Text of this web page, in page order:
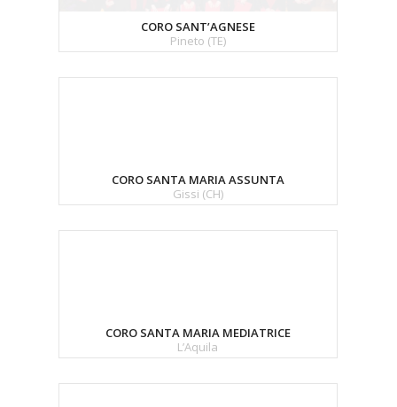
CORO SANT’AGNESE
Pineto (TE)
CORO SANTA MARIA ASSUNTA
Gissi (CH)
CORO SANTA MARIA MEDIATRICE
L’Aquila